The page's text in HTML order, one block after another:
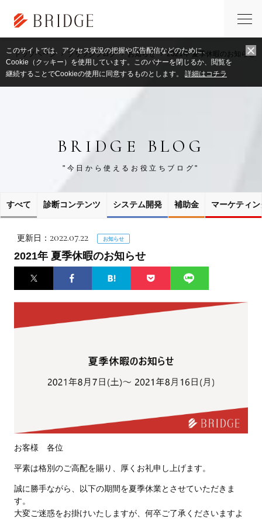
トップページ ブリッジブログ お知らせ 2021年 夏季休暇のお知らせ
このサイトでは、アクセス状況の把握や広告配信などのために、
Cookie（クッキー）を使用しています。このバナーを閉じるか、閲覧を
継続することでCookieの使用に同意するものとします。 詳細はコチラ
BRIDGE BLOG
"今日から使えるお役立ちブログ"
すべて 診断コンテンツ システム開発 補助金 マーケティン
更新日： 2022.07.22 お知らせ
2021年 夏季休暇のお知らせ
ク
お客様 各位
平素は格別のご高配を賜り、厚くお礼申し上げます。
誠に勝手ながら、以下の期間を夏季休業とさせていただきま
す。
大変ご迷惑をお掛けいたしますが、何卒ご了承くださいますよ